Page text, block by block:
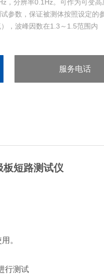
分辨率0.1Hz。可作为可变高
参数，保证被测体按照设定的
，波峰因数在1.3～1.5范围内
服务电话
短路测试仪
。
行测试